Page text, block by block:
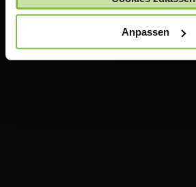
Anpassen
über Ihre Lehrtätigkeit vorliegt.